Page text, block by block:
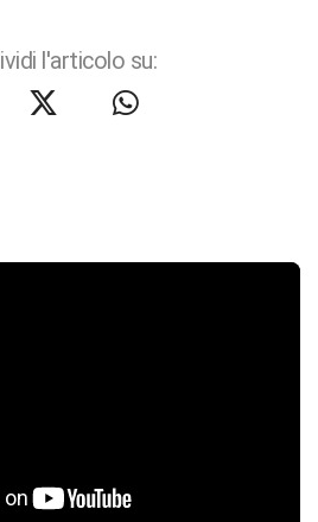
l'articolo su: